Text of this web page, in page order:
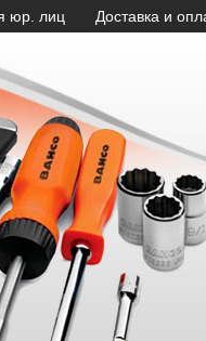
юр. лиц Доставка и